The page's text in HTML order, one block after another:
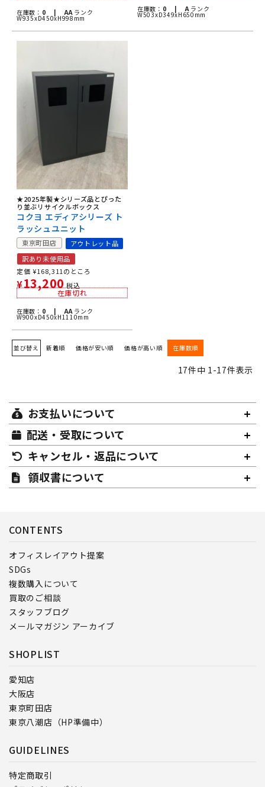
在庫数： 0 | AAランク
W935xD450xH998mm
在庫数： 0 | Aランク
W503xD349xH650mm
★2025年製★シリーズ品とぴった
り並ぶリサイクルボックス
コクヨ エディアシリーズ ト
ラッシュユニット
東京町田店
アウトレット品
訳あり未使用品
定価 ¥168,311 のところ
¥13,200 税込
在庫切れ
在庫数： 0 | AAランク
W900xD450xH1110mm
並び替え 新着順 価格が安い順 価格が高い順 在庫数順
17件中 1-17件表示
お支払いについて
配送・受取について
キャンセル・返品について
領収書について
CONTENTS
オフィスレイアウト提案
SDGs
複数購入について
買取のご相談
スタッフブログ
メールマガジン アーカイブ
SHOPLIST
愛知店
大阪店
東京町田店
東京八潮店（HP準備中）
GUIDELINES
特定商取引